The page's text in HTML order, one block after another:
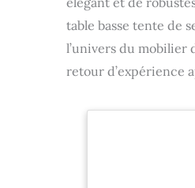
table basse tente de
l’univers du mobilier
retour d’expérience